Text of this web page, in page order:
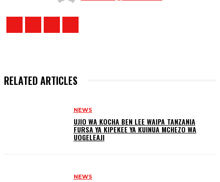
RELATED ARTICLES
NEWS
UJIO WA KOCHA BEN LEE WAIPA TANZANIA
FURSA YA KIPEKEE YA KUINUA MCHEZO WA
UOGELEAJI
NEWS